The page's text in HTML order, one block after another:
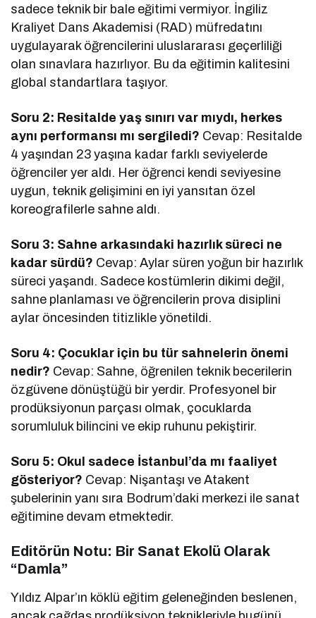
sadece teknik bir bale eğitimi vermiyor. İngiliz
Kraliyet Dans Akademisi (RAD) müfredatını
uygulayarak öğrencilerini uluslararası geçerliliği
olan sınavlara hazırlıyor. Bu da eğitimin kalitesini
global standartlara taşıyor.
Soru 2: Resitalde yaş sınırı var mıydı, herkes
aynı performansı mı sergiledi? Cevap: Resitalde
4 yaşından 23 yaşına kadar farklı seviyelerde
öğrenciler yer aldı. Her öğrenci kendi seviyesine
uygun, teknik gelişimini en iyi yansıtan özel
koreografilerle sahne aldı.
Soru 3: Sahne arkasındaki hazırlık süreci ne
kadar sürdü? Cevap: Aylar süren yoğun bir hazırlık
süreci yaşandı. Sadece kostümlerin dikimi değil,
sahne planlaması ve öğrencilerin prova disiplini
aylar öncesinden titizlikle yönetildi.
Soru 4: Çocuklar için bu tür sahnelerin önemi
nedir? Cevap: Sahne, öğrenilen teknik becerilerin
özgüvene dönüştüğü bir yerdir. Profesyonel bir
prodüksiyonun parçası olmak, çocuklarda
sorumluluk bilincini ve ekip ruhunu pekiştirir.
Soru 5: Okul sadece İstanbul’da mı faaliyet
gösteriyor? Cevap: Nişantaşı ve Atakent
şubelerinin yanı sıra Bodrum’daki merkezi ile sanat
eğitimine devam etmektedir.
Editörün Notu: Bir Sanat Ekolü Olarak
“Damla”
Yıldız Alpar’ın köklü eğitim geleneğinden beslenen,